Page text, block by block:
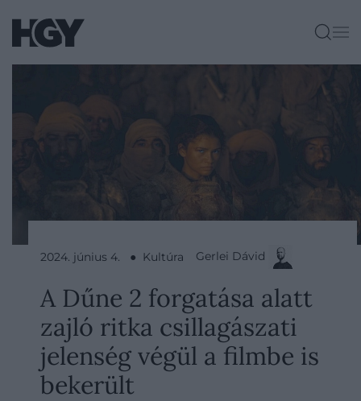
2024. június 4. ● Kultúra Gerlei Dávid
A Dűne 2 forgatása alatt
zajló ritka csillagászati
jelenség végül a filmbe is
bekerült